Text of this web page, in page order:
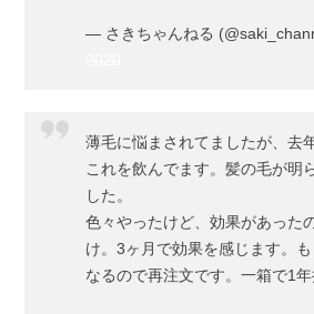
— さきちゃんねる
薄毛に悩まされてましたが、去
これを飲んでます。髪の毛が明
した。
色々やったけど、効果があった
け。3ヶ月で効果を感じます。も
なるので再注文です。一箱で1年